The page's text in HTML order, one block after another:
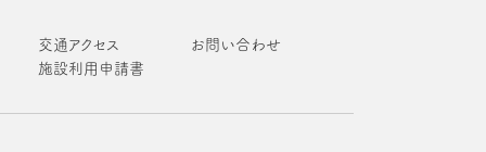
交通アクセス
お問い合わせ
施設利用申請書